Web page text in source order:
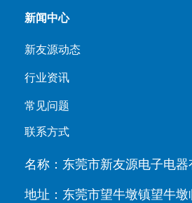
新闻中心
新友源动态
行业资讯
常见问题
联系方式
名称：东莞市新友源电子电器
地址：东莞市望牛墩镇望牛